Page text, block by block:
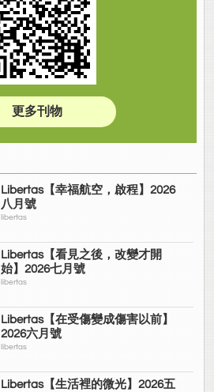
更多刊物
Libertas【幸福航空，啟程】2026
八月號
libertas
Libertas【看見之後，改變才開
始】2026七月號
libertas
Libertas【在受傷變成傷害以前】
2026六月號
libertas
Libertas【生活裡的微光】2026五